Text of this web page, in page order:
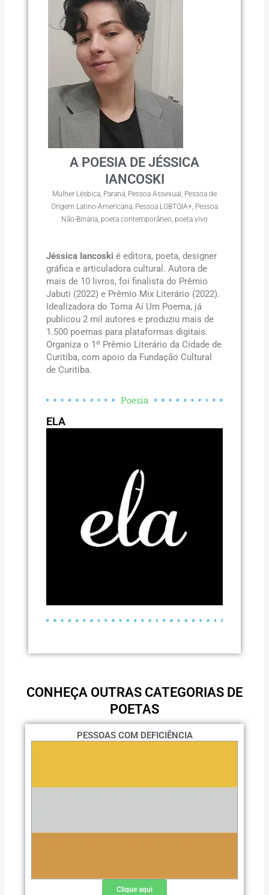
A POESIA DE JÉSSICA
IANCOSKI
Mulher Lésbica, Paraná, Pessoa Assexual , Pessoa de
Origem Latino-Americana, Pessoa LGBTQIA+, Pessoa
Não-Binária, poeta contemporâneo, poeta vivo
Jéssica Iancoski é editora, poeta, designer
gráfica e articuladora cultural. Autora de
mais de 10 livros, foi finalista do Prêmio
Jabuti (2022) e Prêmio Mix Literário (2022).
Idealizadora do Toma Aí Um Poema, já
publicou 2 mil autores e produziu mais de
1.500 poemas para plataformas digitais.
Organiza o 1º Prêmio Literário da Cidade de
Curitiba, com apoio da Fundação Cultural
de Curitiba.
Poesia
ELA
CONHEÇA OUTRAS CATEGORIAS DE
POETAS
PESSOAS COM DEFICIÊNCIA
Clique aqui